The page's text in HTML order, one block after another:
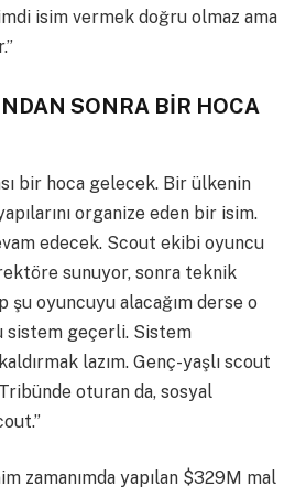
isim vermek doğru olmaz ama
SONRA BİR HOCA
bir hoca gelecek. Bir ülkenin
organize eden bir isim.
edecek. Scout ekibi oyuncu
sunuyor, sonra teknik
oyuncuyu alacağım derse o
sistem geçerli. Sistem
lazım. Genç-yaşlı scout
oturan da, sosyal
zamanımda yapılan $329M mal